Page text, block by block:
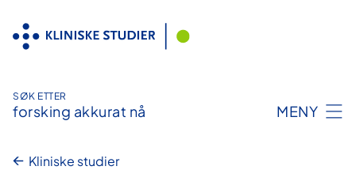
innhold
SØK ETTER
forsking akkurat nå MENY
Kliniske studier